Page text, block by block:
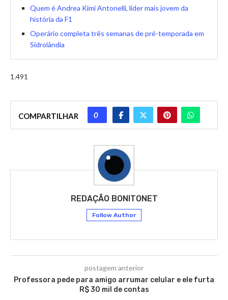
Quem é Andrea Kimi Antonelli, líder mais jovem da
história da F1
Operário completa três semanas de pré-temporada em
Sidrolândia
1.491
COMPARTILHAR 0
REDAÇÃO BONITONET
Follow Author
postagem anterior
Professora pede para amigo arrumar celular e ele furta
R$ 30 mil de contas